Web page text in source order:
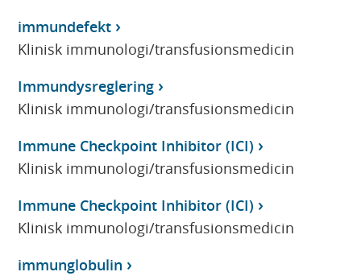
immundefekt
Klinisk immunologi/transfusionsmedicin
Immundysreglering
Klinisk immunologi/transfusionsmedicin
Immune Checkpoint Inhibitor (ICI)
Klinisk immunologi/transfusionsmedicin
Immune Checkpoint Inhibitor (ICI)
Klinisk immunologi/transfusionsmedicin
immunglobulin